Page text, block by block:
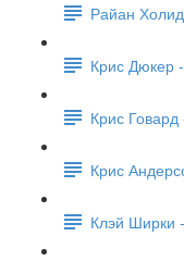
Райан
Крис Дюкер
Крис
Крис
Клэй Ширки